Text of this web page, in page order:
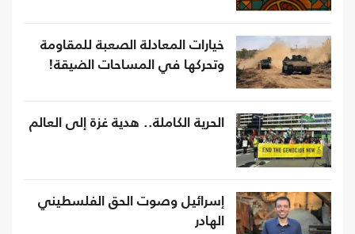
خيارات المعادلة الصعبة للمقاومة
وتحركها في المساحات الضيقة!
الحرية الكاملة.. هدية غزة إلى العالم
إسرائيل وصوت الحق الفلسطيني
الهادر